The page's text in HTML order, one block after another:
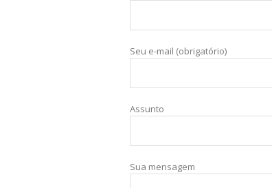
Seu e-mail (obrigatório)
Assunto
Sua mensagem